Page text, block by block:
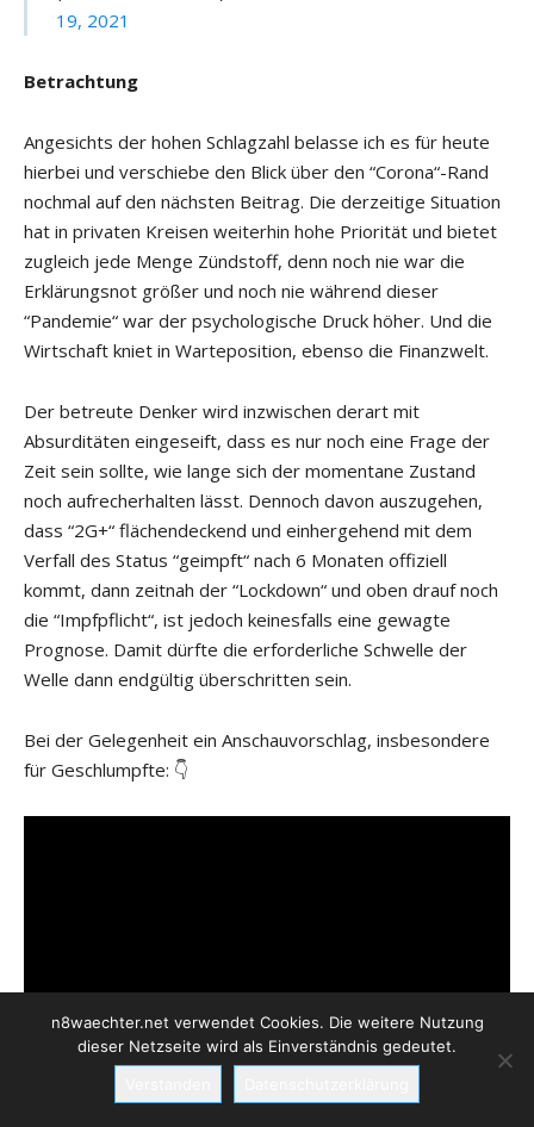
19, 2021
Betrachtung
Angesichts der hohen Schlagzahl belasse ich es für heute
hierbei und verschiebe den Blick über den “Corona“-Rand
nochmal auf den nächsten Beitrag. Die derzeitige Situation
hat in privaten Kreisen weiterhin hohe Priorität und bietet
zugleich jede Menge Zündstoff, denn noch nie war die
Erklärungsnot größer und noch nie während dieser
“Pandemie“ war der psychologische Druck höher. Und die
Wirtschaft kniet in Warteposition, ebenso die Finanzwelt.
Der betreute Denker wird inzwischen derart mit
Absurditäten eingeseift, dass es nur noch eine Frage der
Zeit sein sollte, wie lange sich der momentane Zustand
noch aufrecherhalten lässt. Dennoch davon auszugehen,
dass “2G+“ flächendeckend und einhergehend mit dem
Verfall des Status “geimpft“ nach 6 Monaten offiziell
kommt, dann zeitnah der “Lockdown“ und oben drauf noch
die “Impfpflicht“, ist jedoch keinesfalls eine gewagte
Prognose. Damit dürfte die erforderliche Schwelle der
Welle dann endgültig überschritten sein.
Bei der Gelegenheit ein Anschauvorschlag, insbesondere
für Geschlumpfte: 👇
n8waechter.net verwendet Cookies. Die weitere Nutzung
dieser Netzseite wird als Einverständnis gedeutet.